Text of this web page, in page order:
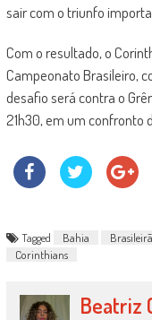
sair com o triunfo
Com o resultado, o
Campeonato Brasileiro,
desafio será contra o
21h30, em um confronto
Tagged Bahia
Corinthians
Beatriz